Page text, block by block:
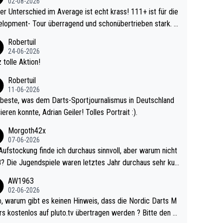
Unterschied im Average ist echt krass! 111+ ist für die
Tour überragend und schonübertrieben stark. U
Da gewinnst keinen Blumentopf - ist ja n
eines Kreisligisten vs einem Bu
Robertuil
24-06-2026
tolle Aktion!
Robertuil
11-06-2026
was dem Darts-Sportjournalismus in Deutschland
konnte, Adrian Geiler! Tolles Portrait :).
Morgoth42x
07-06-2026
finde ich durchaus sinnvoll, aber warum nicht
sehr kur
Somit ändert die automatische Qualifikation des Weltm
nichts. Ich denke sie wollen damit für nächste
AW1963
02-06-2026
M
kostenlos auf pluto.tv übertragen werden ? Bitte den A